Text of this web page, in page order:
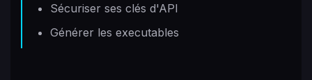
Sécuriser ses clés d'API
Générer les executables